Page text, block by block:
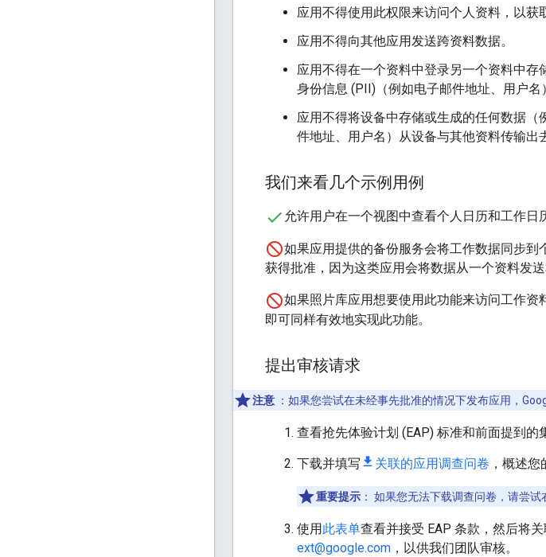
应用不得使用此权限来访问个人资料，以获
应用不得向其他应用发送跨资料数据。
应用不得在一个资料中登录另一个资料中
身份信息 (PII)（例如电子邮件地址、用户名
应用不得将设备中存储或生成的任何数据
件地址、用户名）从设备与其他资料传输出
我们来看几个示例用例
允许用户在一个视图中查看个人日历和工作日
如果应用提供的备份服务会将工作数据同步
获得批准，因为这类应用会将数据从一个资料发送
如果照片库应用想要使用此功能来访问工作
即可同样有效地实现此功能。
提出审核请求
注意 ：如果您尝试在未经事先批准的情况下发布应用，
查看抢先体验计划 (EAP) 标准和前面提到的
下载并填写 关联的应用调查问卷 ，概述您
重要提示 ： 如果您无法下载调查问卷，请尝试
使用此表单查看并接受 EAP 条款，然后将
ext@google.com ，以供我们团队审核。